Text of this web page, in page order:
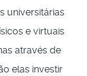
universitárias
e virtuais
através de
elas investir